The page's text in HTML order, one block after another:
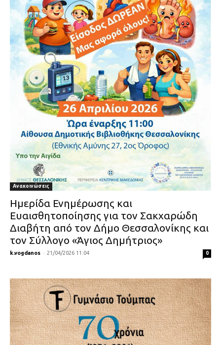
Ανακοινώσεις
Ημερίδα Ενημέρωσης και
Ευαισθητοποίησης για τον Σακχαρώδη
Διαβήτη από τον Δήμο Θεσσαλονίκης και
τον Σύλλογο «Άγιος Δημήτριος»
k.vogdanos - 21/04/2026 11:04 0